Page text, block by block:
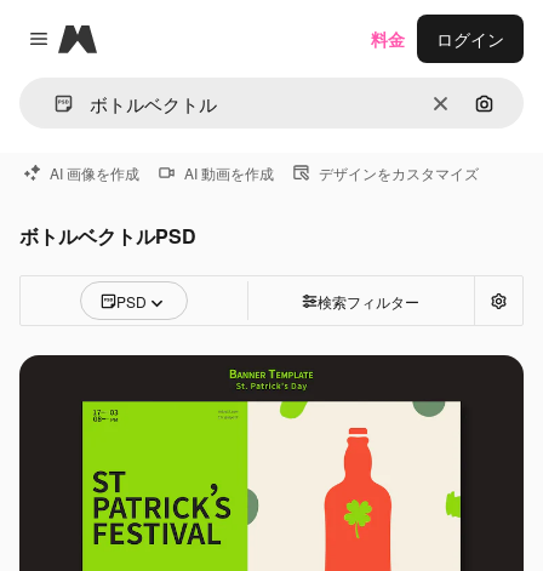
Close menu
Magnific
消去 画像で
料金 ログイン
AI 画像を作成 AI 動画を作成 デザインをカスタマイズ
ボトルベクトルPSD
PSD 検索フィルター